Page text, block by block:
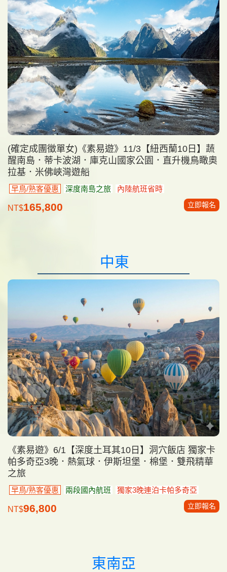
(確定成團徵單女)《素易遊》11/3【紐西蘭10日】蔬
醒南島．蒂卡波湖．庫克山國家公園．直升機鳥瞰奧
拉基．米佛峽灣遊船
早鳥/熟客優惠 深度南島之旅 內陸航班省時
NT$165,800 立即報名
中東
《素易遊》6/1【深度土耳其10日】洞穴飯店 獨家卡
帕多奇亞3晚．熱氣球．伊斯坦堡．棉堡．雙飛精華
之旅
早鳥/熟客優惠 兩段國內航班 獨家3晚連泊卡帕多奇亞
NT$96,800 立即報名
東南亞